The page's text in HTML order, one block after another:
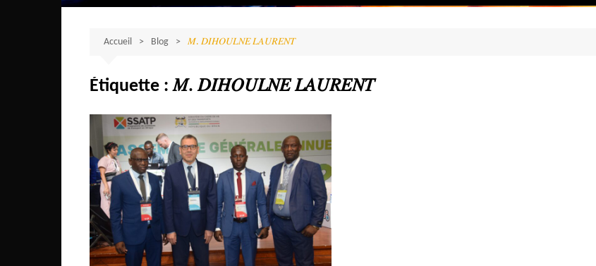
Transport routier
Algérie
Bénin
Burkina-Faso
Burundi
Bostwana
Cameroun
Centrafrique
Comores
Côte d’Ivoire
Accueil Blog 𝑀. 𝐷𝐼𝐻𝑂𝑈𝐿𝑁𝐸 𝐿𝐴𝑈𝑅𝐸𝑁𝑇
Étiquette :𝑀. 𝐷𝐼𝐻𝑂𝑈𝐿𝑁𝐸 𝐿𝐴𝑈𝑅𝐸𝑁𝑇